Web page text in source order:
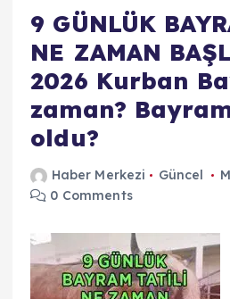
9 GÜNLÜK
NE ZAMAN
2026 Kurban
zaman?
oldu?
Haber Merkezi Güncel
0 Comments